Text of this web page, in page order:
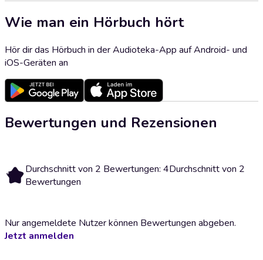
Wie man ein Hörbuch hört
Hör dir das Hörbuch in der Audioteka-App auf Android- und
iOS-Geräten an
Bewertungen und Rezensionen
4 Durchschnitt von 2 Bewertungen: 4Durchschnitt von 2
Bewertungen
Nur angemeldete Nutzer können Bewertungen abgeben.
Jetzt anmelden